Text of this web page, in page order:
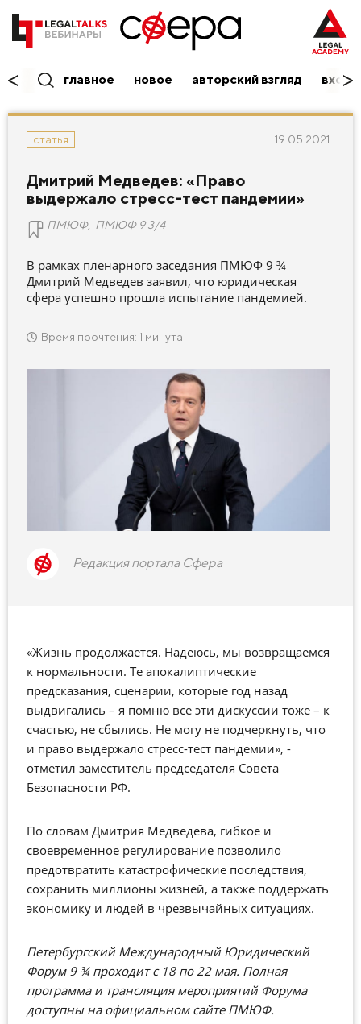
главное новое авторский взгляд вход/
статья 19.05.2021
Дмитрий Медведев: «Право
выдержало стресс-тест пандемии»
ПМЮФ, ПМЮФ 9 3/4
В рамках пленарного заседания ПМЮФ 9 ¾
Дмитрий Медведев заявил, что юридическая
сфера успешно прошла испытание пандемией.
Время прочтения: 1 минута
Редакция портала Сфера
«Жизнь продолжается. Надеюсь, мы возвращаемся
к нормальности. Те апокалиптические
предсказания, сценарии, которые год назад
выдвигались – я помню все эти дискуссии тоже – к
счастью, не сбылись. Не могу не подчеркнуть, что
и право выдержало стресс-тест пандемии», -
отметил заместитель председателя Совета
Безопасности РФ.
По словам Дмитрия Медведева, гибкое и
своевременное регулирование позволило
предотвратить катастрофические последствия,
сохранить миллионы жизней, а также поддержать
экономику и людей в чрезвычайных ситуациях.
Петербургский Международный Юридический
Форум 9 ¾ проходит с 18 по 22 мая. Полная
программа и трансляция мероприятий Форума
доступны на официальном сайте ПМЮФ.